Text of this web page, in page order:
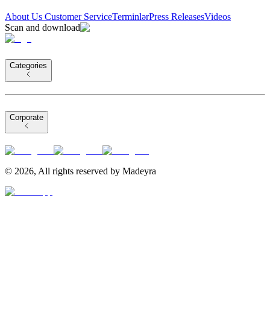
About Us Customer ServiceTerminlərPress ReleasesVideos
Scan and download
Categories
Corporate
© 2026, All rights reserved by Madeyra